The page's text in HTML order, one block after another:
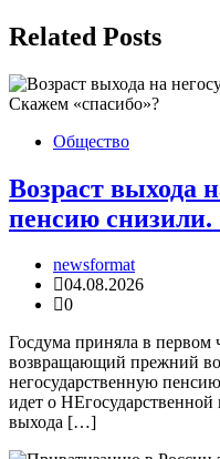
Related Posts
Общество
Возраст выхода
пенсию
newsformat
04.08.2026
0
Госдума приняла в первом
возвращающий прежний
негосударственную
идет о
выхода […]